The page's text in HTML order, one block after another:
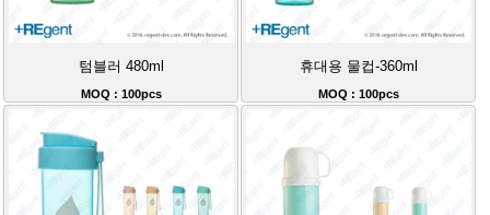
텀블러 480ml
MOQ : 100pcs
휴대용 물컵-360ml
MOQ : 100pcs